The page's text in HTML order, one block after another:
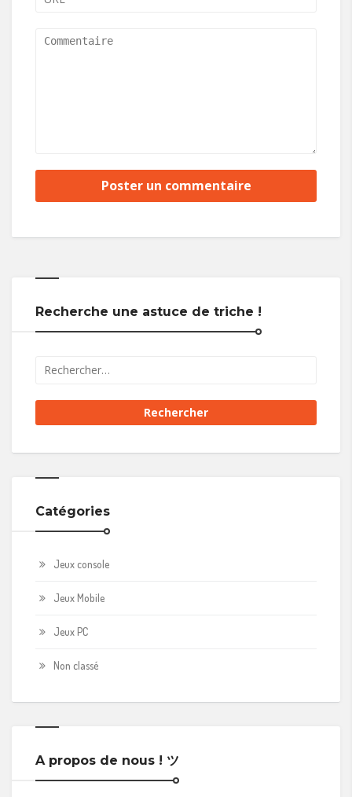
Recherche une astuce de triche !
Catégories
Jeux console
Jeux Mobile
Jeux PC
Non classé
A propos de nous ! ツ